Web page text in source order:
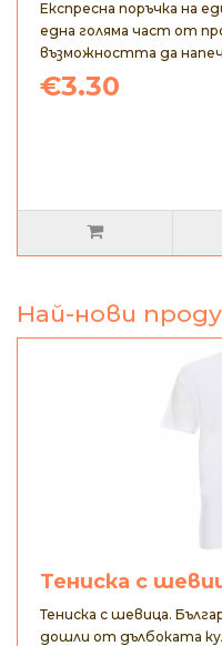
Експресна поръчка на
една голяма част от
възможността да
€3.30
Най-нови
Тениска с
Тениска с шевица.
дошли от дълбоката